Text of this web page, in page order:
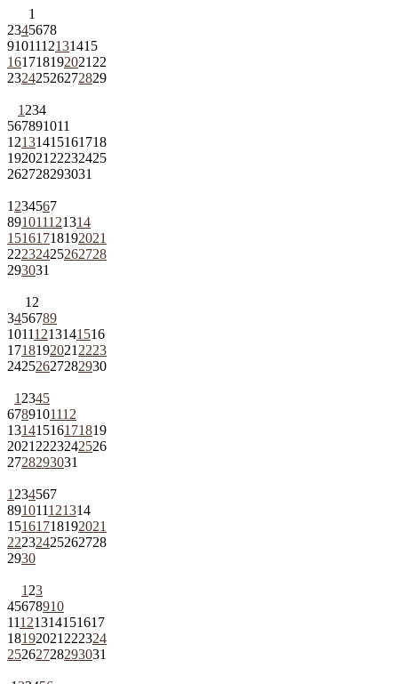
1
2345678
9101112131415
161718192021 22
23242526272829
1 234
567891011
12131415161718
192021 22232425
262728293031
1 234567
891011121314
15161718192021
22232425262728
293031
1 2
3456789
10111213141516
1718192021 2223
24252627282930
1 2345
6789101112
13141516171819
2021 2223242526
2728293031
1 234567
891011121314
15161718192021
22232425262728
2930
1 23
45678910
11121314151617
18192021 222324
25262728293031